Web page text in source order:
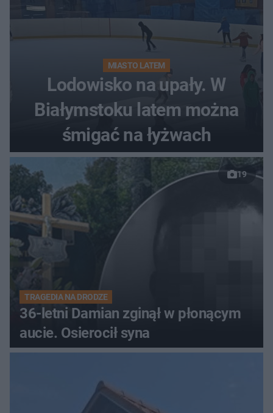
MIASTO LATEM
Lodowisko na upały. W
Białymstoku latem można
śmigać na łyżwach
19
TRAGEDIA NA DRODZE
36-letni Damian zginął w płonącym
aucie. Osierocił syna